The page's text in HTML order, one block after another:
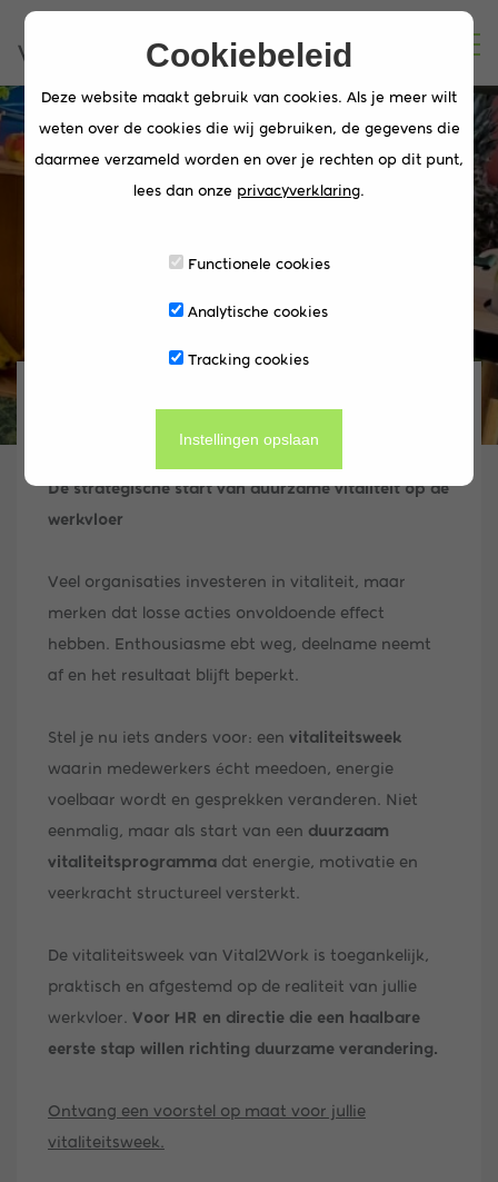
Vitaliteitsweek
Vitaliteitsweek voor
bedrijven
De strategische start van duurzame vitaliteit op de
werkvloer
Veel organisaties investeren in vitaliteit, maar
merken dat losse acties onvoldoende effect
hebben. Enthousiasme ebt weg, deelname neemt
af en het resultaat blijft beperkt.
Stel je nu iets anders voor: een vitaliteitsweek
waarin medewerkers écht meedoen, energie
voelbaar wordt en gesprekken veranderen. Niet
eenmalig, maar als start van een duurzaam
vitaliteitsprogramma dat energie, motivatie en
veerkracht structureel versterkt.
De vitaliteitsweek van Vital2Work is toegankelijk,
praktisch en afgestemd op de realiteit van jullie
werkvloer. Voor HR en directie die een haalbare
eerste stap willen richting duurzame verandering.
Ontvang een voorstel op maat voor jullie
vitaliteitsweek.
Cookiebeleid
Deze website maakt gebruik van cookies. Als je meer wilt
weten over de cookies die wij gebruiken, de gegevens die
daarmee verzameld worden en over je rechten op dit punt,
lees dan onze privacyverklaring.
Functionele cookies
Analytische cookies
Tracking cookies
Instellingen opslaan